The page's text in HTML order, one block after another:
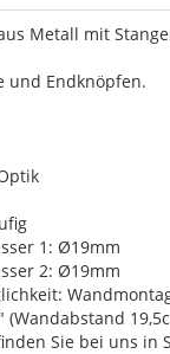
Metall mit
und Endknöpfen.
1: Ø19mm
2: Ø19mm
(Wandabstand
Sie bei uns in